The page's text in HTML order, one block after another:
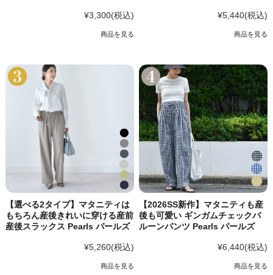
¥3,300(税込)
商品を見る
¥5,440(税込)
商品を見る
【選べる2タイプ】マタニティは
もちろん産後きれいに穿ける産前
産後スラックス Pearls パールズ
¥5,260(税込)
商品を見る
【2026SS新作】マタニティも産
後も可愛い ギンガムチェックバ
ルーンパンツ Pearls パールズ
¥6,440(税込)
商品を見る